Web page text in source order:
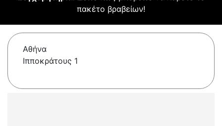
πακέτο βραβείων!
Αθήνα
Ιπποκράτους 1